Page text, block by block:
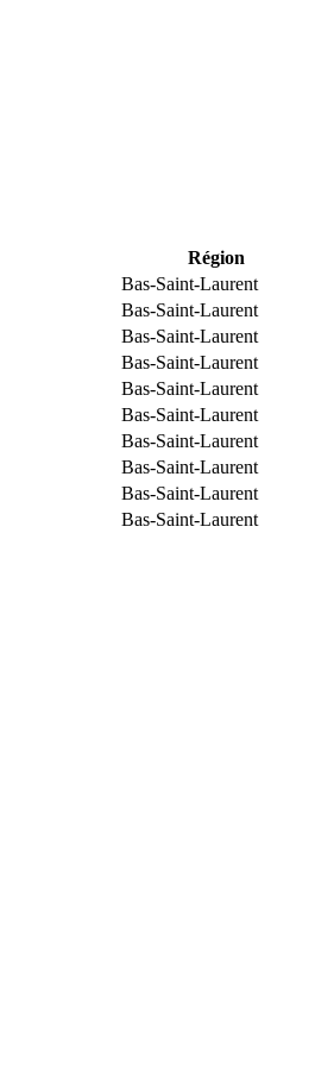
Région
Bas-Saint-Laurent
Bas-Saint-Laurent
Bas-Saint-Laurent
Bas-Saint-Laurent
Bas-Saint-Laurent
Bas-Saint-Laurent
Bas-Saint-Laurent
Bas-Saint-Laurent
Bas-Saint-Laurent
Bas-Saint-Laurent